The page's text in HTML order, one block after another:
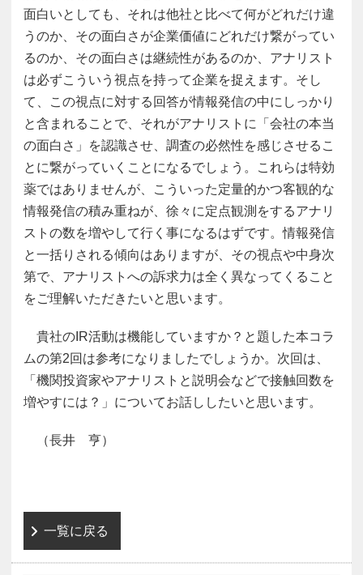
面白いとしても、それは他社と比べて何がどれだけ違
うのか、その面白さが企業価値にどれだけ繋がってい
るのか、その面白さは継続性があるのか、アナリスト
は必ずこういう視点を持って企業を捉えます。そし
て、この視点に対する回答が情報発信の中にしっかり
と含まれることで、それがアナリストに「会社の本当
の面白さ」を認識させ、調査の必然性を感じさせるこ
とに繋がっていくことになるでしょう。これらは特効
薬ではありませんが、こういった定量的かつ客観的な
情報発信の積み重ねが、徐々に定点観測をするアナリ
ストの数を増やして行く事になるはずです。情報発信
と一括りされる傾向はありますが、その視点や中身次
第で、アナリストへの訴求力は全く異なってくること
をご理解いただきたいと思います。
貴社のIR活動は機能していますか？と題した本コラ
ムの第2回は参考になりましたでしょうか。次回は、
「機関投資家やアナリストと説明会などで接触回数を
増やすには？」についてお話ししたいと思います。
（長井 亨）
一覧に戻る